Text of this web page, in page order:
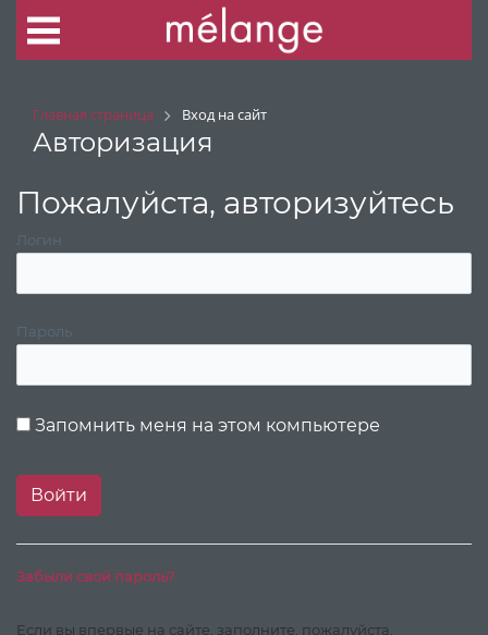
Главная страница Вход на сайт
Авторизация
Пожалуйста, авторизуйтесь
Логин
Пароль
Запомнить меня на этом компьютере
Забыли свой пароль?
Если вы впервые на сайте, заполните, пожалуйста,